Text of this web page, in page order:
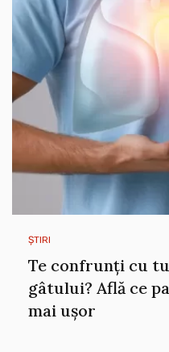
ȘTIRI
Te confrunți cu
gâtului? Află ce
mai ușor